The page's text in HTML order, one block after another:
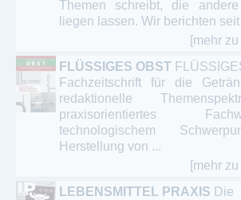
Themen schreibt, die
liegen lassen. Wir berichten
[mehr
FLÜSSIGES OBST
Fachzeitschrift für die
redaktionelle
praxisorientiertes
technologischem
Herstellung von ...
[mehr
LEBENSMITTEL PRAXIS Die